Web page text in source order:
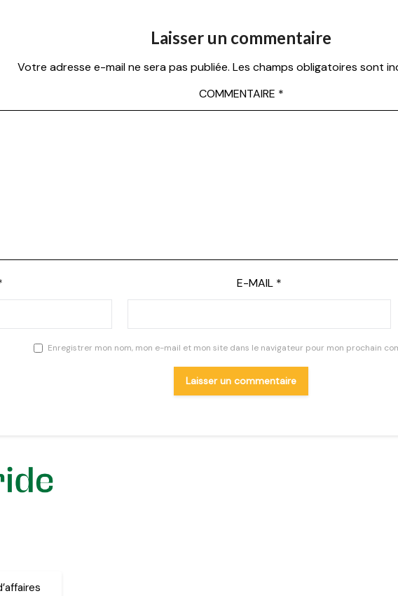
Laisser un commentaire
Votre adresse e-mail ne sera pas publiée. Les champs obligatoires sont
COMMENTAIRE *
E-MAIL *
Enregistrer mon nom, mon e-mail et mon site dans le navigateur pour mon prochain